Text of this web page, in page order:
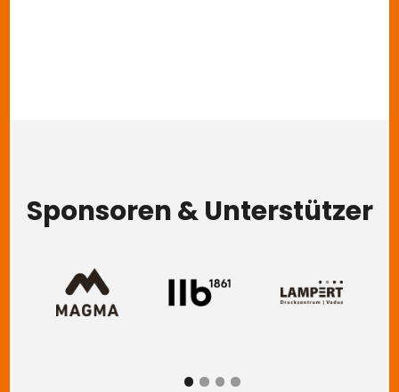
Sponsoren & Unterstützer
Image
Image